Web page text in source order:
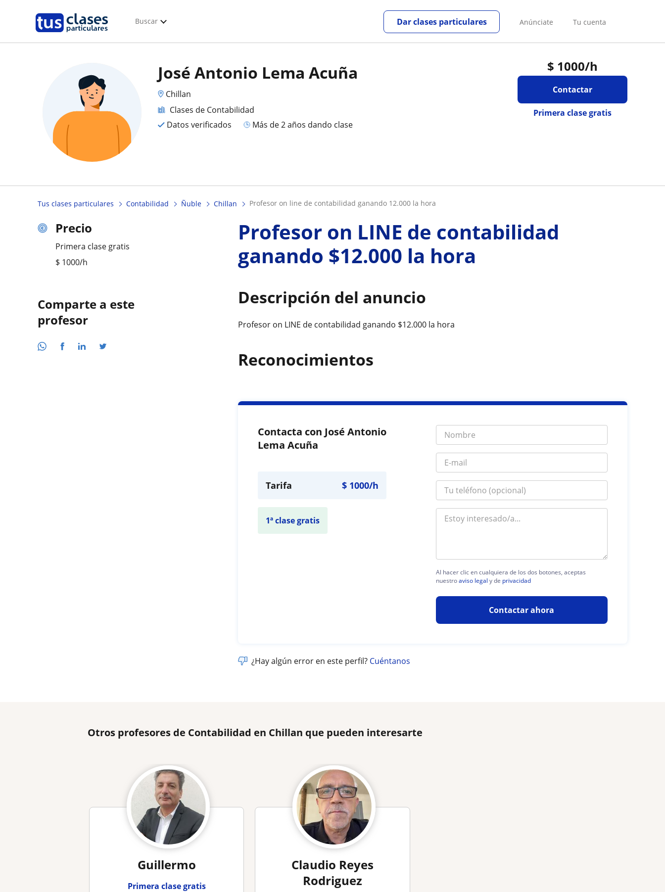
Buscar Anúnciate Tu cuenta
Dar clases particulares
$ 1000/h
Contactar
Primera clase gratis
José Antonio Lema Acuña
Chillan
Clases de Contabilidad
Datos verificados
más de 2 años dando clase
Tus clases particulares Contabilidad Ñuble Chillan profesor on line de contabilidad ganando 12.000 la hora
Precio
Primera clase gratis
$ 1000/h
Comparte a este
profesor
Profesor on LINE de contabilidad
ganando $12.000 la hora
Descripción del anuncio
Profesor on LINE de contabilidad ganando $12.000 la hora
Reconocimientos
Contacta con José Antonio
Lema Acuña
Tarifa $ 1000/h
1ª clase gratis
Al hacer clic en cualquiera de los dos botones, aceptas
nuestroaviso legal y de privacidad
Contactar ahora
¿Hay algún error en este perfil? Cuéntanos
Otros profesores de Contabilidad en Chillan que pueden interesarte
Guillermo
Primera clase gratis
Claudio Reyes
Rodriguez